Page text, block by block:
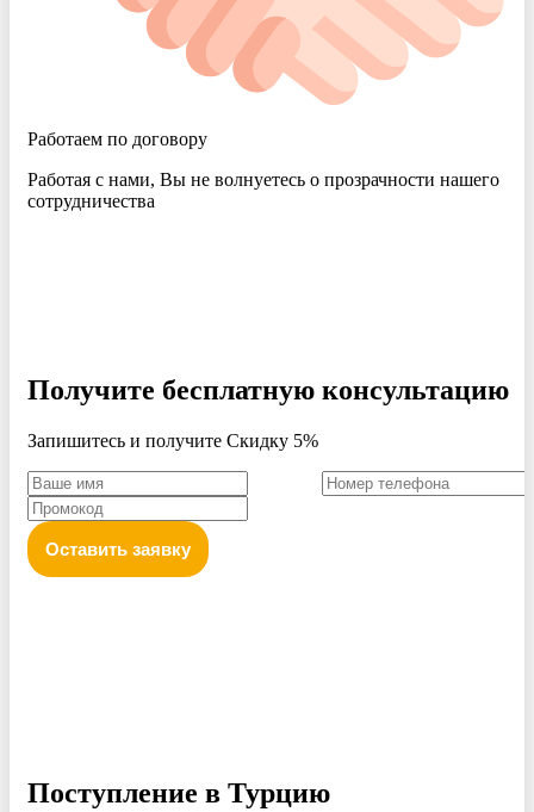
Работаем по договору
Работая с нами, Вы не волнуетесь о прозрачности нашего
сотрудничества
Получите бесплатную консультацию
Запишитесь и получите Скидку 5%
Оставить заявку
Поступление в Турцию